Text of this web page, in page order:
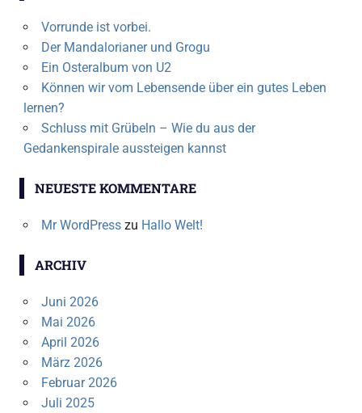
Vorrunde ist vorbei.
Der Mandalorianer und Grogu
Ein Osteralbum von U2
Können wir vom Lebensende über ein gutes Leben
lernen?
Schluss mit Grübeln – Wie du aus der
Gedankenspirale aussteigen kannst
NEUESTE KOMMENTARE
Mr WordPresszu Hallo Welt!
ARCHIV
Juni 2026
Mai 2026
April 2026
März 2026
Februar 2026
Juli 2025